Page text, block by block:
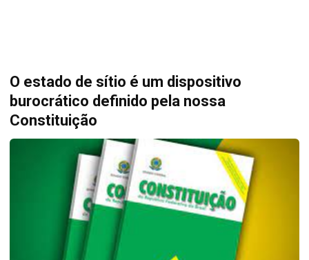
O estado de sítio é um dispositivo
burocrático definido pela nossa
Constituição